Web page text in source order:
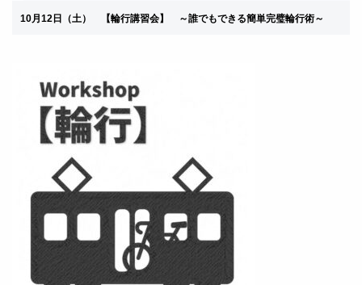
10月12 日（土） 【輪行講習会】 ～誰でもできる簡単完璧輪行術～